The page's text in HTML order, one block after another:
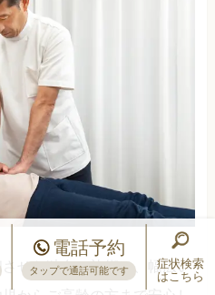
せた独自の施術は、幅広い
電話予約
タップで通話可能です
症状検索
はこちら